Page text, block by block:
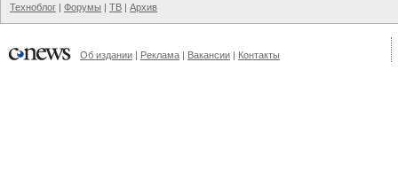
Техноблог | Форумы | ТВ | Архив
Об издании | Реклама | Вакансии | Контакты